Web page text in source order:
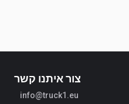
צור איתנו קשר
info@truck1.eu